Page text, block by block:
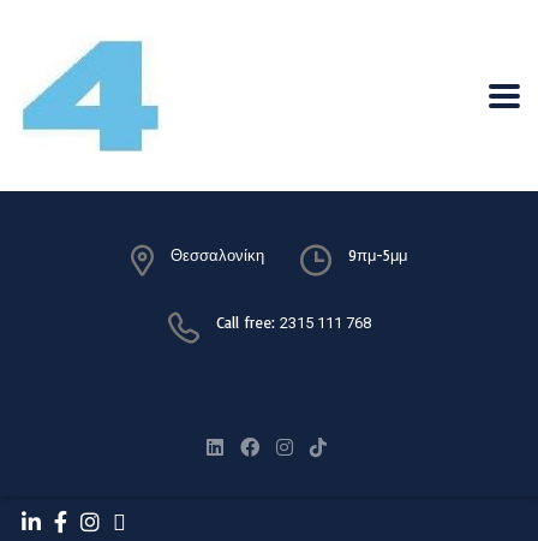
Θεσσαλονίκη 9πμ-5μμ
Call free: 2315 111 768